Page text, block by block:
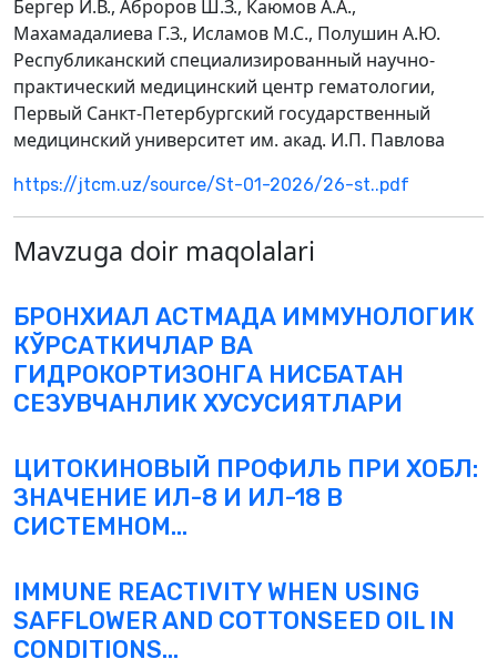
Бергер И.В., Аброров Ш.З., Каюмов А.А.,
Махамадалиева Г.З., Исламов М.С., Полушин А.Ю.
Республиканский специализированный научно-
практический медицинский центр гематологии,
Первый Санкт-Петербургский государственный
медицинский университет им. акад. И.П. Павлова
https://jtcm.uz/source/St-01-2026/26-st..pdf
Mavzuga doir maqolalari
БРОНХИАЛ АСТМАДА ИММУНОЛОГИК
КЎРСАТКИЧЛАР ВА
ГИДРОКОРТИЗОНГА НИСБАТАН
СЕЗУВЧАНЛИК ХУСУСИЯТЛАРИ
ЦИТОКИНОВЫЙ ПРОФИЛЬ ПРИ ХОБЛ:
ЗНАЧЕНИЕ ИЛ-8 И ИЛ-18 В
СИСТЕМНОМ...
IMMUNE REACTIVITY WHEN USING
SAFFLOWER AND COTTONSEED OIL IN
CONDITIONS...